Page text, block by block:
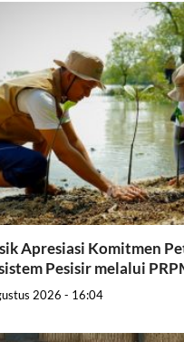
Apresiasi Komitmen
Pesisir melalui
2026 - 16:04